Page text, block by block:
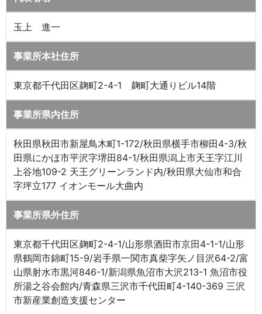
玉上 進一
事業所本社住所
東京都千代田区麹町2-4-1 麹町大通りビル14階
事業所県内住所
秋田県秋田市新屋鳥木町1-172/秋田県横手市柳田4-3/秋
田県にかほ市平沢字堺田84-1/秋田県潟上市天王字江川
上谷地109-2 天王グリーンランド内/秋田県大仙市和合
字坪立177 イオンモール大曲内
事業所県外住所
東京都千代田区麹町2-4-1/山形県酒田市京田4-1-1/山形
県鶴岡市錦町15-9/岩手県一関市真柴字矢ノ目沢64-2/富
山県射水市黒河846-1/新潟県魚沼市大沢213-1 魚沼市役
所湯之谷会館内/青森県三沢市千代田町4-140-369 三沢
市新産業創造支援センター